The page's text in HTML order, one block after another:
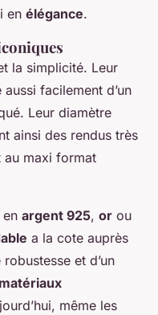
en élégance.
la simplicité. Leur
facilement d’un
Leur diamètre
ainsi des rendus très
au maxi format
en argent 925, or ou
a la cote auprès
et d’un
matériaux
même les